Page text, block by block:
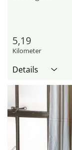
5,19
Kilometer
Details